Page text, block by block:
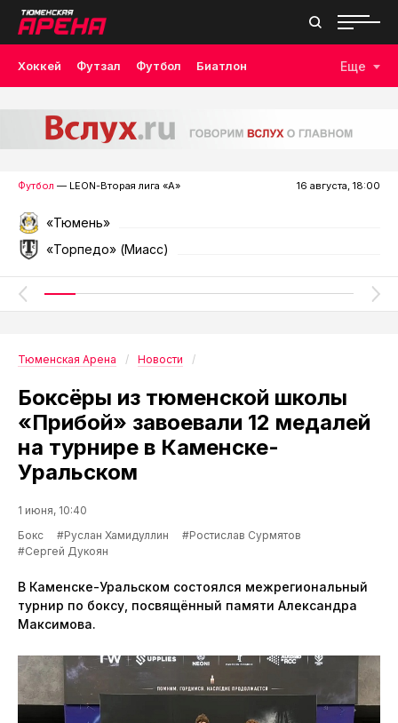
Хоккей Футзал Футбол Биатлон Еще
Футбол — LEON-Вторая лига «А» 16 августа, 18:00
«Тюмень»
«Торпедо» (Миасс)
Тюменская Арена Новости
Боксёры из тюменской школы
«Прибой» завоевали 12 медалей
на турнире в Каменске-
Уральском
1 июня, 10:40
Бокс
#Руслан Хамидуллин
#Ростислав Сурмятов
#Сергей Дукоян
В Каменске-Уральском состоялся межрегиональный
турнир по боксу, посвящённый памяти Александра
Максимова.